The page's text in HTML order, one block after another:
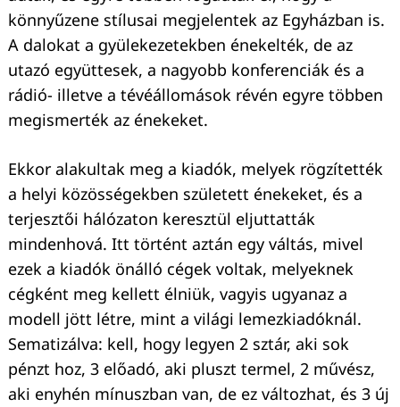
könnyűzene stílusai megjelentek az Egyházban is.
A dalokat a gyülekezetekben énekelték, de az
utazó együttesek, a nagyobb konferenciák és a
rádió- illetve a tévéállomások révén egyre többen
megismerték az énekeket.
Ekkor alakultak meg a kiadók, melyek rögzítették
a helyi közösségekben született énekeket, és a
terjesztői hálózaton keresztül eljuttatták
mindenhová. Itt történt aztán egy váltás, mivel
ezek a kiadók önálló cégek voltak, melyeknek
cégként meg kellett élniük, vagyis ugyanaz a
modell jött létre, mint a világi lemezkiadóknál.
Sematizálva: kell, hogy legyen 2 sztár, aki sok
pénzt hoz, 3 előadó, aki pluszt termel, 2 művész,
aki enyhén mínuszban van, de ez változhat, és 3 új